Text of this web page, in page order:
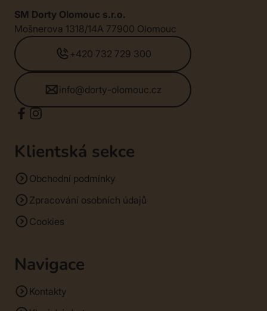
SM Dorty Olomouc s.r.o.
Mošnerova 1318/14A 77900 Olomouc
+420 732 729 300
info@dorty-olomouc.cz
Klientská sekce
Obchodní podmínky
Zpracování osobních údajů
Cookies
Navigace
Kontakty